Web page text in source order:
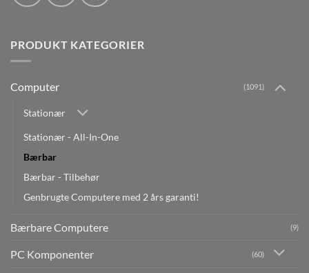
PRODUKT KATEGORIER
Computer (1091)
Stationær
Stationær - All-In-One
Bærbar
Bærbar - Tilbehør
Genbrugte Computere med 2 års garanti!
Bærbare Computere (9)
PC Komponenter (60)